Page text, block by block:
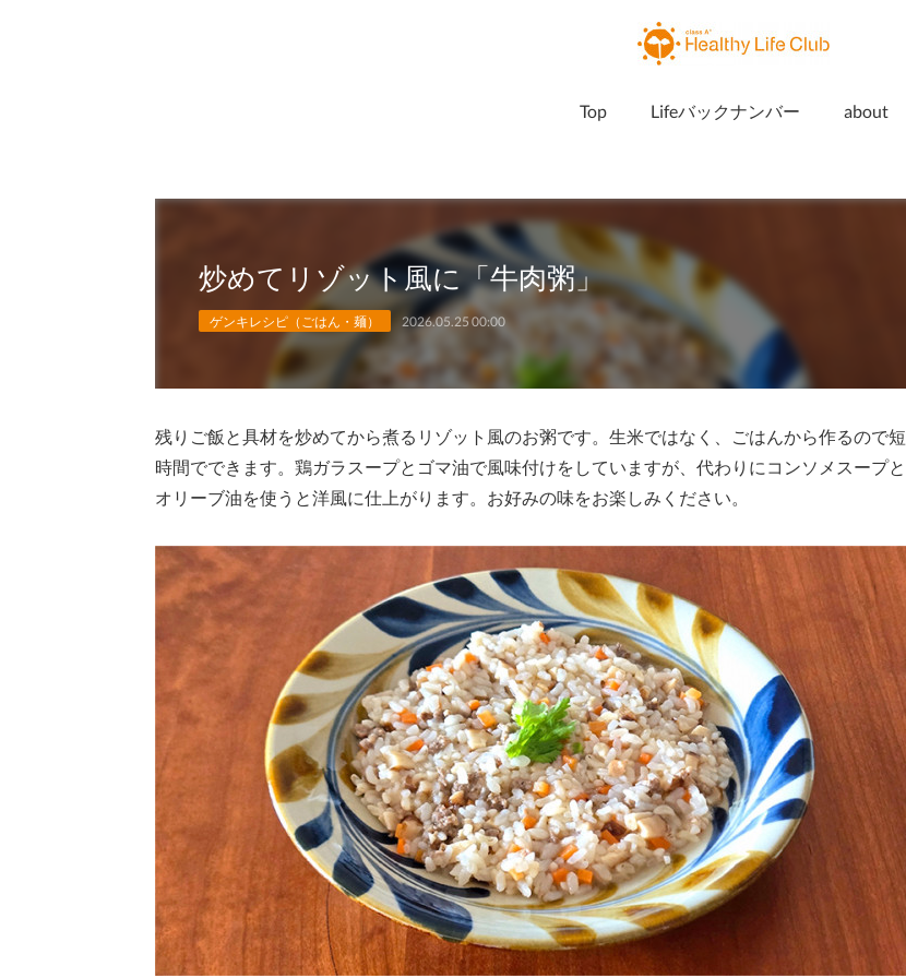
Top Lifeバックナンバー about
炒めてリゾット風に「牛肉粥」
ゲンキレシピ（ごはん・麺） 2026.05.25 00:00
残りご飯と具材を炒めてから煮るリゾット風のお粥です。生米ではなく、ごはんから作るので短
時間でできます。鶏ガラスープとゴマ油で風味付けをしていますが、代わりにコンソメスープと
オリーブ油を使うと洋風に仕上がります。お好みの味をお楽しみください。